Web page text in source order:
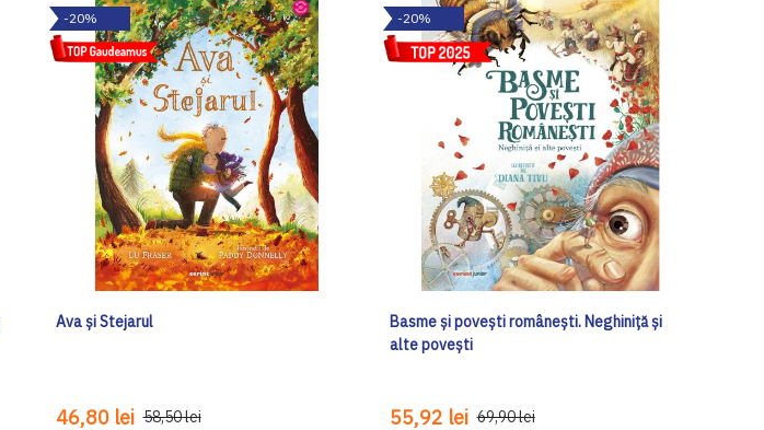
-20%
Ava și Stejarul
46,80 lei 58,50 lei
-20%
Basme și povești românești. Neghiniță și
alte povești
55,92 lei 69,90 lei